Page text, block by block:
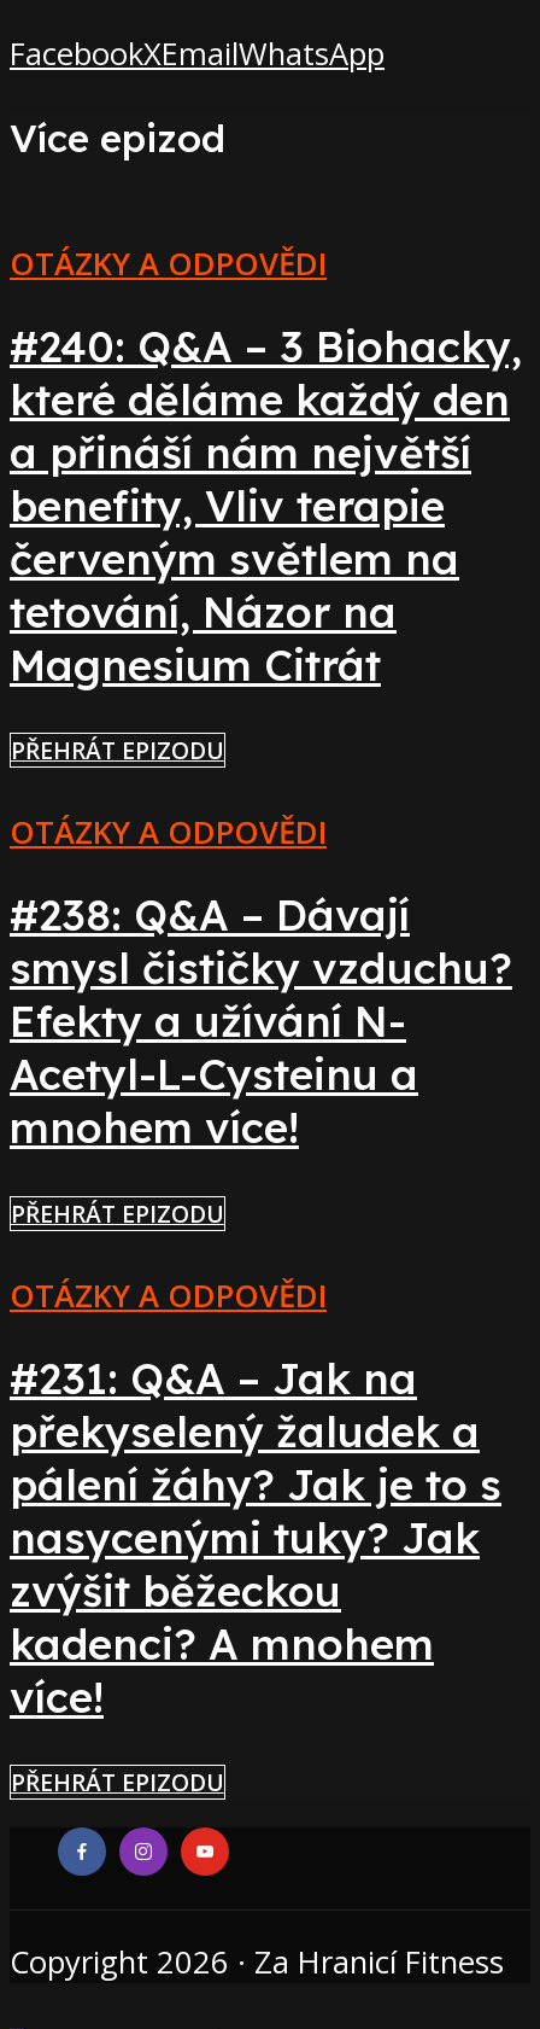
FacebookXEmailWhatsApp
Více epizod
OTÁZKY A ODPOVĚDI
#240: Q&A – 3 Biohacky,
které děláme každý den
a přináší nám největší
benefity, Vliv terapie
červeným světlem na
tetování, Názor na
Magnesium Citrát
PŘEHRÁT EPIZODU
OTÁZKY A ODPOVĚDI
#238: Q&A – Dávají
smysl čističky vzduchu?
Efekty a užívání N-
Acetyl-L-Cysteinu a
mnohem více!
PŘEHRÁT EPIZODU
OTÁZKY A ODPOVĚDI
#231: Q&A – Jak na
překyselený žaludek a
pálení žáhy? Jak je to s
nasycenými tuky? Jak
zvýšit běžeckou
kadenci? A mnohem
více!
PŘEHRÁT EPIZODU
Copyright 2026 · Za Hranicí Fitness